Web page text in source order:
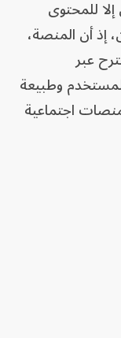
للمحتوى
إذ أن المنصة،
عبر
وطبيعة
اجتماعية